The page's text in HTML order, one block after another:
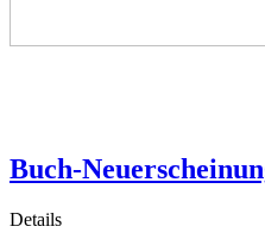
Buch-
Details